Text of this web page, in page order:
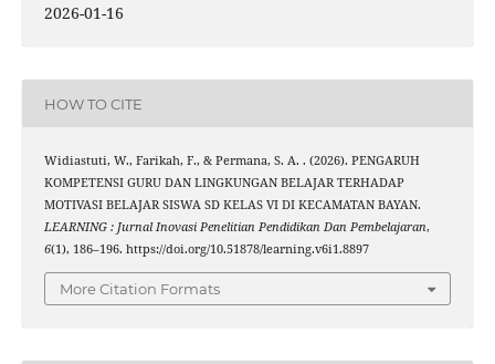
2026-01-16
HOW TO CITE
Widiastuti, W., Farikah, F., & Permana, S. A. . (2026). PENGARUH
KOMPETENSI GURU DAN LINGKUNGAN BELAJAR TERHADAP
MOTIVASI BELAJAR SISWA SD KELAS VI DI KECAMATAN BAYAN.
LEARNING : Jurnal Inovasi Penelitian Pendidikan Dan Pembelajaran,
6(1), 186–196. https://doi.org/10.51878/learning.v6i1.8897
More Citation Formats